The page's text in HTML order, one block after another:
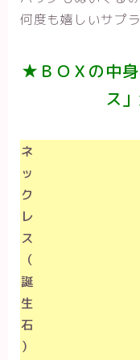
何度も嬉しいサプ
★ＢＯＸの中身
ス
ネ
ッ
ク
レ
ス
（
誕
生
石
）